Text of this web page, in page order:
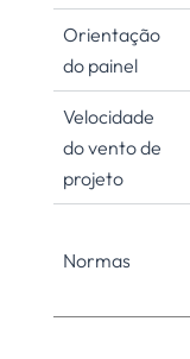
Orientação
do painel
Velocidade
do vento de
projeto
Normas